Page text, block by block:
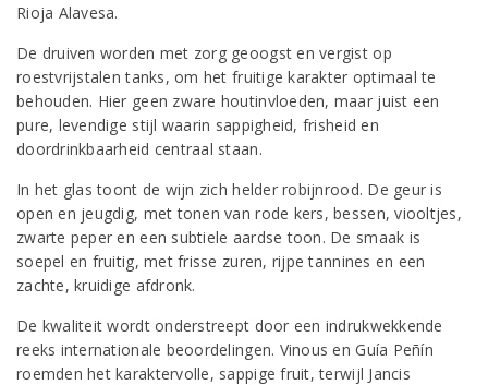
Rioja Alavesa.
De druiven worden met zorg geoogst en vergist op
roestvrijstalen tanks, om het fruitige karakter optimaal te
behouden. Hier geen zware houtinvloeden, maar juist een
pure, levendige stijl waarin sappigheid, frisheid en
doordrinkbaarheid centraal staan.
In het glas toont de wijn zich helder robijnrood. De geur is
open en jeugdig, met tonen van rode kers, bessen, viooltjes,
zwarte peper en een subtiele aardse toon. De smaak is
soepel en fruitig, met frisse zuren, rijpe tannines en een
zachte, kruidige afdronk.
De kwaliteit wordt onderstreept door een indrukwekkende
reeks internationale beoordelingen. Vinous en Guía Peñín
roemden het karaktervolle, sappige fruit, terwijl Jancis